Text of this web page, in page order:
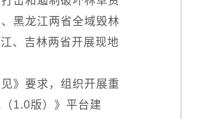
黑龙江两省全域毁林
、吉林两省开展现地
》要求，组织开展重
1.0版）》平台建